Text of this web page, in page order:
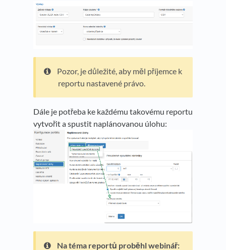
Pozor, je důležité, aby měl příjemce k
reportu nastavené právo.
Dále je potřeba ke každému takovému reportu
vytvořit a spustit naplánovanou úlohu:
Na téma reportů proběhl webinář: